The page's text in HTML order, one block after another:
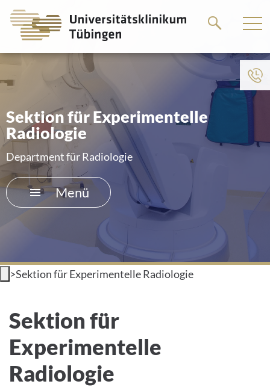
zum
Sektion für Experimentelle
Radiologie
Department für Radiologie
Menü
>Sektion für Experimentelle Radiologie
Sektion für Experimentelle
Radiologie
Sektion für
Experimentelle
Radiologie
zum